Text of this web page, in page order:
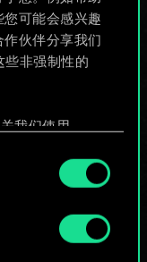
可能会感兴趣
伙伴分享我们
非强制性的
我们使用
好继续，请点
略